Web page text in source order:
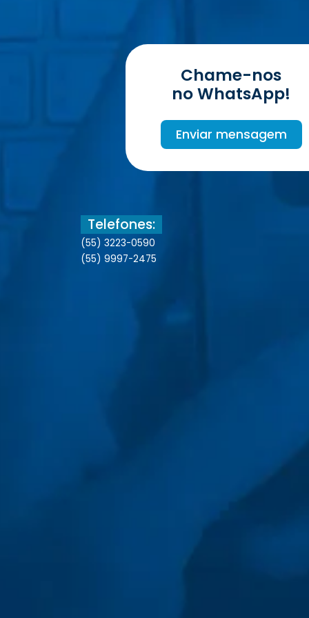
Chame-nos
no WhatsApp!
Enviar mensagem
Telefones:
(55) 3223-0590
(55) 9997-2475